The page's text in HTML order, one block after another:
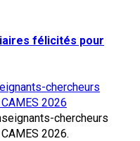
félicités pour
chercheurs
2026